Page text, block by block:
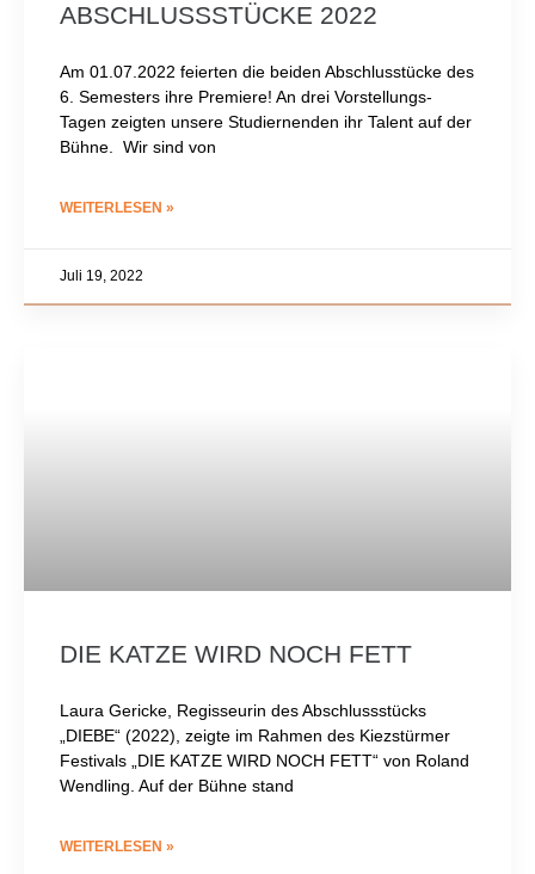
ABSCHLUSSSTÜCKE 2022
Am 01.07.2022 feierten die beiden Abschlusstücke des
6. Semesters ihre Premiere! An drei Vorstellungs-
Tagen zeigten unsere Studiernenden ihr Talent auf der
Bühne. Wir sind von
WEITERLESEN »
Juli 19, 2022
DIE KATZE WIRD NOCH FETT
Laura Gericke, Regisseurin des Abschlussstücks
„DIEBE“ (2022), zeigte im Rahmen des Kiezstürmer
Festivals „DIE KATZE WIRD NOCH FETT“ von Roland
Wendling. Auf der Bühne stand
WEITERLESEN »